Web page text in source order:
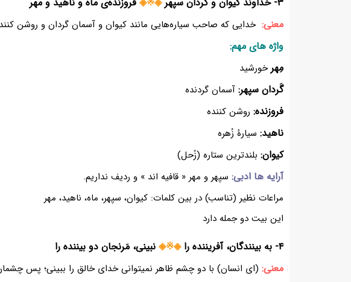
معنی:خدایی که صاحب سیاره‌هایی مانند کیوان و آسمان گردان و روشن
واژه های مهم:
مِهرخورشید
گَردان سپهر: آسمان گردنده
فروزنده: روشن کننده
ناهید: سیارۀ زُهره
کیوان: بلندترین ستاره (زُحل)
آرایه ها ادبی: سپهر و مهر « قافیه اند » و ردیف نداریم.
مراعات نظیر (تناسب) در بین کلمات: کیوان، سپهر، ماه، ناهید، مهر
این بیت دو جمله دارد
۴- به بینندگان، آفریننده را ◈※◈ نبینی، مَرنجان دو بیننده را
معنی: (ای انسان) با دو چشم ظاهر نمیتوانی خدای خالق را ببینی؛ پس چشمان